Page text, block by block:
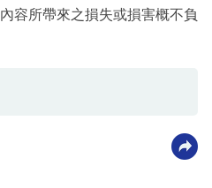
容所帶來之損失或損害概不負